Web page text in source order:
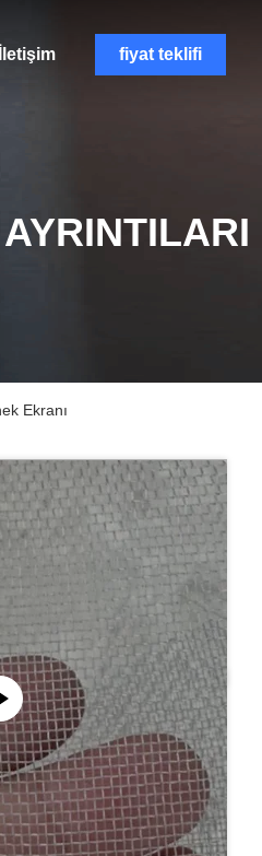
fiyat teklifi
Ekranı